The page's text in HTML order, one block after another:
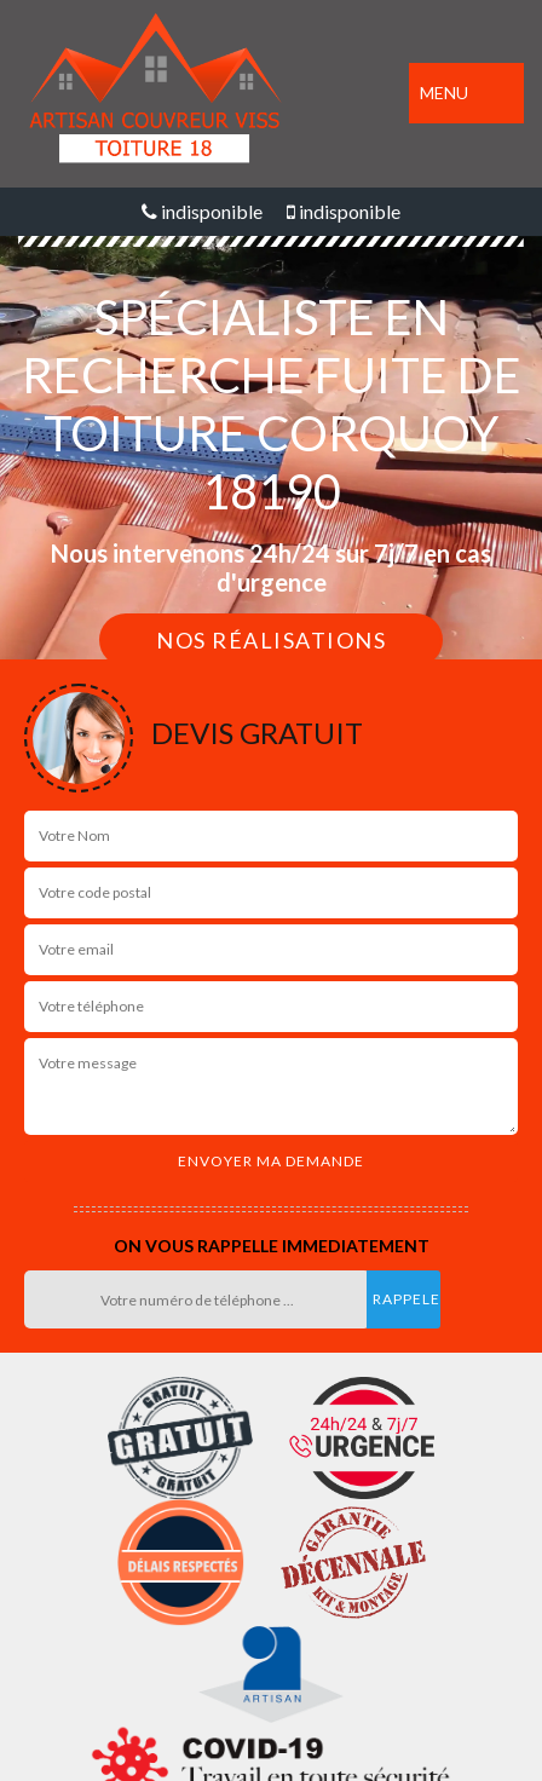
MENU
indisponible indisponible
SPÉCIALISTE EN
RECHERCHE FUITE DE
TOITURE CORQUOY
18190
Nous intervenons 24h/24 sur 7j/7 en cas
d'urgence
NOS RÉALISATIONS
DEVIS GRATUIT
ON VOUS RAPPELLE IMMEDIATEMENT